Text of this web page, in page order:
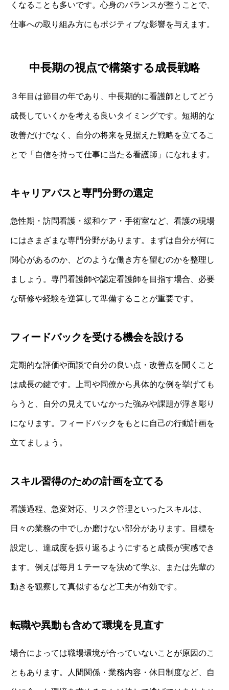
くなることも多いです。心身のバランスが整うことで、
仕事への取り組み方にもポジティブな影響を与えます。
中長期の視点で構築する成長戦略
３年目は節目の年であり、中長期的に看護師としてどう
成長していくかを考える良いタイミングです。短期的な
改善だけでなく、自分の将来を見据えた戦略を立てるこ
とで「自信を持って仕事に当たる看護師」になれます。
キャリアパスと専門分野の選定
急性期・訪問看護・緩和ケア・手術室など、看護の現場
にはさまざまな専門分野があります。まずは自分が何に
関心があるのか、どのような働き方を望むのかを整理し
ましょう。専門看護師や認定看護師を目指す場合、必要
な研修や経験を逆算して準備することが重要です。
フィードバックを受ける機会を設ける
定期的な評価や面談で自分の良い点・改善点を聞くこと
は成長の鍵です。上司や同僚から具体的な例を挙げても
らうと、自分の見えていなかった強みや課題が浮き彫り
になります。フィードバックをもとに自己の行動計画を
立てましょう。
スキル習得のための計画を立てる
看護過程、急変対応、リスク管理といったスキルは、
日々の業務の中でしか磨けない部分があります。目標を
設定し、達成度を振り返るようにすると成長が実感でき
ます。例えば毎月１テーマを決めて学ぶ、または先輩の
動きを観察して真似するなど工夫が有効です。
転職や異動も含めて環境を見直す
場合によっては職場環境が合っていないことが原因のこ
ともあります。人間関係・業務内容・休日制度など、自